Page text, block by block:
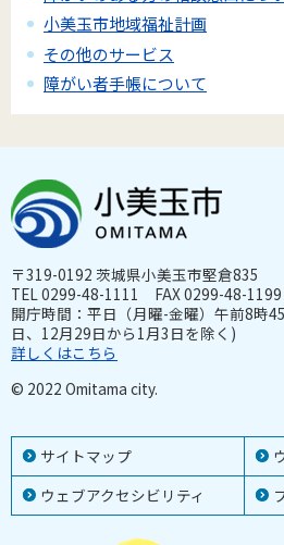
小美玉市地域福祉計画
その他のサービス
障がい者手帳について
サイトマップ
ウェブアクセシビリティ
〒319-0192 茨城県小美玉市堅倉835
TEL 0299-48-1111 FAX 0299-48-1199
開庁時間：平日（月曜-金曜）午前8時
日、12月29日から1月3日を除く)
詳しくはこちら
© 2022 Omitama city.